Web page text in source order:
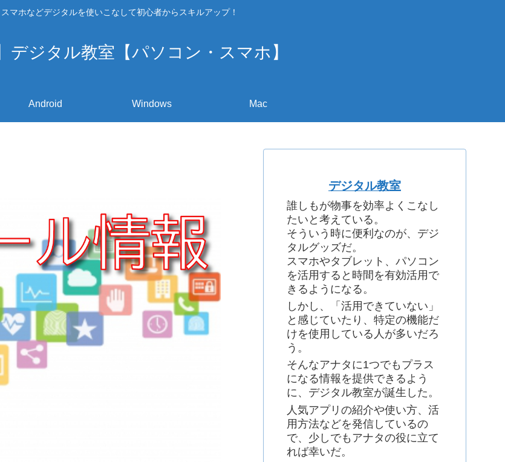
マホなどデジタルを使いこなして初心者からスキルアップ！
デジタル教室【パソコン・スマホ】
Android Windows Mac
デジタル教室
誰しもが物事を効率よくこなし
たいと考えている。
そういう時に便利なのが、デジ
タルグッズだ。
スマホやタブレット、パソコン
を活用すると時間を有効活用で
きるようになる。
しかし、「活用できていない」
と感じていたり、特定の機能だ
けを使用している人が多いだろ
う。
そんなアナタに1つでもプラス
になる情報を提供できるよう
に、デジタル教室が誕生した。
人気アプリの紹介や使い方、活
用方法などを発信しているの
で、少しでもアナタの役に立て
れば幸いだ。